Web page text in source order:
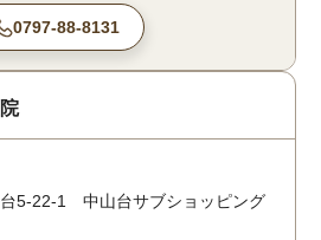
0797-88-8131
5-22-1 中山台サブショッピング